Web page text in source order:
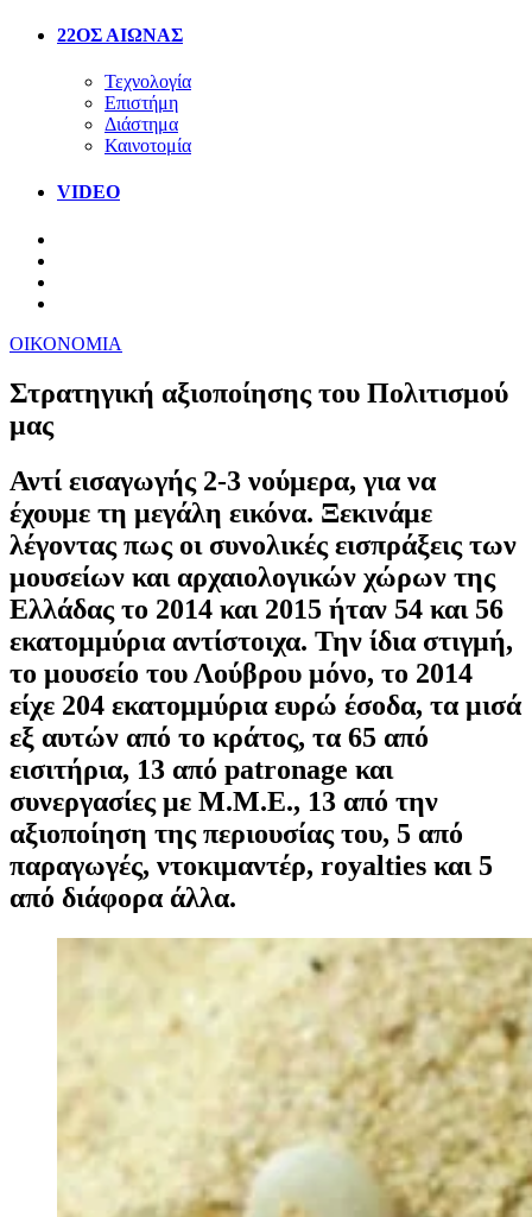
22ΟΣ ΑΙΩΝΑΣ
Τεχνολογία
Επιστήμη
Διάστημα
Καινοτομία
VIDEO
ΟΙΚΟΝΟΜΙΑ
Στρατηγική αξιοποίησης του Πολιτισμού
μας
Αντί εισαγωγής 2-3 νούμερα, για να
έχουμε τη μεγάλη εικόνα. Ξεκινάμε
λέγοντας πως οι συνολικές εισπράξεις των
μουσείων και αρχαιολογικών χώρων της
Ελλάδας το 2014 και 2015 ήταν 54 και 56
εκατομμύρια αντίστοιχα. Την ίδια στιγμή,
το μουσείο του Λούβρου μόνο, το 2014
είχε 204 εκατομμύρια ευρώ έσοδα, τα μισά
εξ αυτών από το κράτος, τα 65 από
εισιτήρια, 13 από patronage και
συνεργασίες με Μ.Μ.Ε., 13 από την
αξιοποίηση της περιουσίας του, 5 από
παραγωγές, ντοκιμαντέρ, royalties και 5
από διάφορα άλλα.